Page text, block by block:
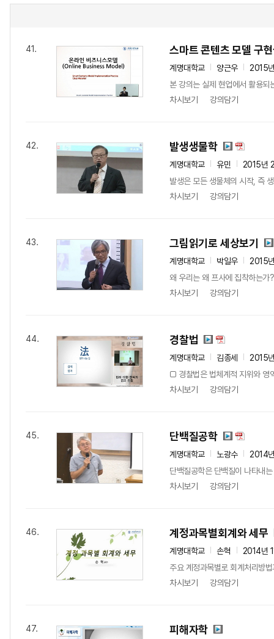
41. 스마트 콘텐츠 모델 구
계명대학교 양근우
2015
본 강의는 실제 현업에서 활용되
차시보기
강의담기
42. 발생생물학
계명대학교 유민
2015년 2
발생은 모든 생물체의 시작, 즉
차시보기
강의담기
43. 그림읽기로 세상보기
계명대학교 박일우
2015
왜 우리는 왜 프사에 집착하는가
차시보기
강의담기
44. 경찰법
계명대학교 김종세
2015
□ 경찰법은 법체계적 지위와 영
차시보기
강의담기
45. 단백질공학
계명대학교 노광수
2014
단백질공학은 단백질이 나타내
차시보기
강의담기
46. 계정과목별회계와 세무
계명대학교 손혁
2014년 1
주요 계정과목별로 회계처리방
차시보기
강의담기
47. 피해자학